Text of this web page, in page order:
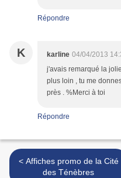
Répondre
K karline 04/04/2013
j'avais remarqué la
plus loin , tu me
près . %Merci à toi
Répondre
< Affiches promo de la Cité
des Ténèbres